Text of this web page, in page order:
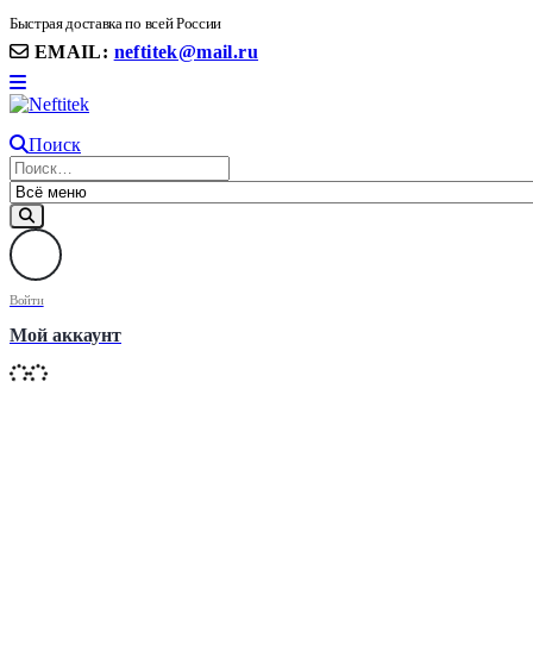
Быстрая доставка по всей России
EMAIL: neftitek@mail.ru
Поиск
Войти
Мой аккаунт
8(906) 399 11 22 | 8(905)367-58-58